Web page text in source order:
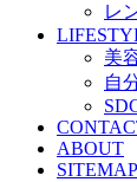
レ
美
自
ABOUT
SITEMAP